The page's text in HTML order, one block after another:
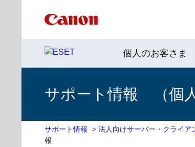
個人のお客さま
サポート情報 （個
サポート情報 > 法人向けサーバー・クライア
報